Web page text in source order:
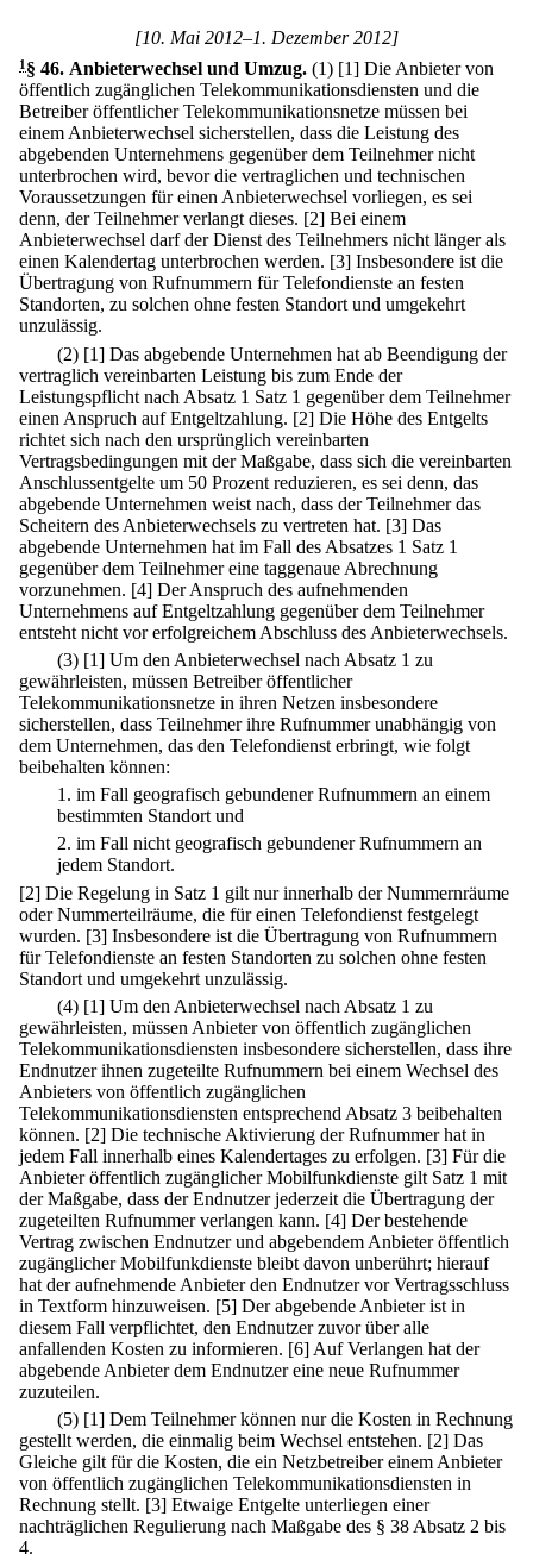
[10. Mai 2012–1. Dezember 2012]
1§ 46. Anbieterwechsel und Umzug. (1) [1] Die Anbieter von
öffentlich zugänglichen Telekommunikationsdiensten und die
Betreiber öffentlicher Telekommunikationsnetze müssen bei
einem Anbieterwechsel sicherstellen, dass die Leistung des
abgebenden Unternehmens gegenüber dem Teilnehmer nicht
unterbrochen wird, bevor die vertraglichen und technischen
Voraussetzungen für einen Anbieterwechsel vorliegen, es sei
denn, der Teilnehmer verlangt dieses. [2] Bei einem
Anbieterwechsel darf der Dienst des Teilnehmers nicht länger als
einen Kalendertag unterbrochen werden. [3] Insbesondere ist die
Übertragung von Rufnummern für Telefondienste an festen
Standorten, zu solchen ohne festen Standort und umgekehrt
unzulässig.
(2) [1] Das abgebende Unternehmen hat ab Beendigung der
vertraglich vereinbarten Leistung bis zum Ende der
Leistungspflicht nach Absatz 1 Satz 1 gegenüber dem Teilnehmer
einen Anspruch auf Entgeltzahlung. [2] Die Höhe des Entgelts
richtet sich nach den ursprünglich vereinbarten
Vertragsbedingungen mit der Maßgabe, dass sich die vereinbarten
Anschlussentgelte um 50 Prozent reduzieren, es sei denn, das
abgebende Unternehmen weist nach, dass der Teilnehmer das
Scheitern des Anbieterwechsels zu vertreten hat. [3] Das
abgebende Unternehmen hat im Fall des Absatzes 1 Satz 1
gegenüber dem Teilnehmer eine taggenaue Abrechnung
vorzunehmen. [4] Der Anspruch des aufnehmenden
Unternehmens auf Entgeltzahlung gegenüber dem Teilnehmer
entsteht nicht vor erfolgreichem Abschluss des Anbieterwechsels.
(3) [1] Um den Anbieterwechsel nach Absatz 1 zu
gewährleisten, müssen Betreiber öffentlicher
Telekommunikationsnetze in ihren Netzen insbesondere
sicherstellen, dass Teilnehmer ihre Rufnummer unabhängig von
dem Unternehmen, das den Telefondienst erbringt, wie folgt
beibehalten können:
1. im Fall geografisch gebundener Rufnummern an einem
bestimmten Standort und
2. im Fall nicht geografisch gebundener Rufnummern an
jedem Standort.
[2] Die Regelung in Satz 1 gilt nur innerhalb der Nummernräume
oder Nummerteilräume, die für einen Telefondienst festgelegt
wurden. [3] Insbesondere ist die Übertragung von Rufnummern
für Telefondienste an festen Standorten zu solchen ohne festen
Standort und umgekehrt unzulässig.
(4) [1] Um den Anbieterwechsel nach Absatz 1 zu
gewährleisten, müssen Anbieter von öffentlich zugänglichen
Telekommunikationsdiensten insbesondere sicherstellen, dass ihre
Endnutzer ihnen zugeteilte Rufnummern bei einem Wechsel des
Anbieters von öffentlich zugänglichen
Telekommunikationsdiensten entsprechend Absatz 3 beibehalten
können. [2] Die technische Aktivierung der Rufnummer hat in
jedem Fall innerhalb eines Kalendertages zu erfolgen. [3] Für die
Anbieter öffentlich zugänglicher Mobilfunkdienste gilt Satz 1 mit
der Maßgabe, dass der Endnutzer jederzeit die Übertragung der
zugeteilten Rufnummer verlangen kann. [4] Der bestehende
Vertrag zwischen Endnutzer und abgebendem Anbieter öffentlich
zugänglicher Mobilfunkdienste bleibt davon unberührt; hierauf
hat der aufnehmende Anbieter den Endnutzer vor Vertragsschluss
in Textform hinzuweisen. [5] Der abgebende Anbieter ist in
diesem Fall verpflichtet, den Endnutzer zuvor über alle
anfallenden Kosten zu informieren. [6] Auf Verlangen hat der
abgebende Anbieter dem Endnutzer eine neue Rufnummer
zuzuteilen.
(5) [1] Dem Teilnehmer können nur die Kosten in Rechnung
gestellt werden, die einmalig beim Wechsel entstehen. [2] Das
Gleiche gilt für die Kosten, die ein Netzbetreiber einem Anbieter
von öffentlich zugänglichen Telekommunikationsdiensten in
Rechnung stellt. [3] Etwaige Entgelte unterliegen einer
nachträglichen Regulierung nach Maßgabe des § 38 Absatz 2 bis
4.